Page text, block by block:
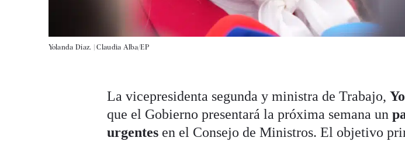
Yolanda Díaz. |Claudia Alba/EP
La vicepresidenta segunda y ministra de Trabajo,
que el Gobierno presentará la próxima semana un
urgentes en el Consejo de Ministros. El objetivo